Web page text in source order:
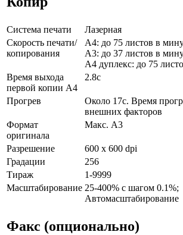
Система печати
Лазерная
Скорость печати/
копирования
А4: до 75 листов в
А3: до 37 листов в
А4 дуплекс: до 75
Время выхода
первой копии А4
2.8с
Прогрев
Около 17с. Время
внешних факторов
Формат
оригинала
Макс. A3
Разрешение
600 x 600 dpi
Градации
256
Тираж
1-9999
Масштабирование 25-400% с шагом 0.1%;
Автомасштабирование
Факс (опционально)